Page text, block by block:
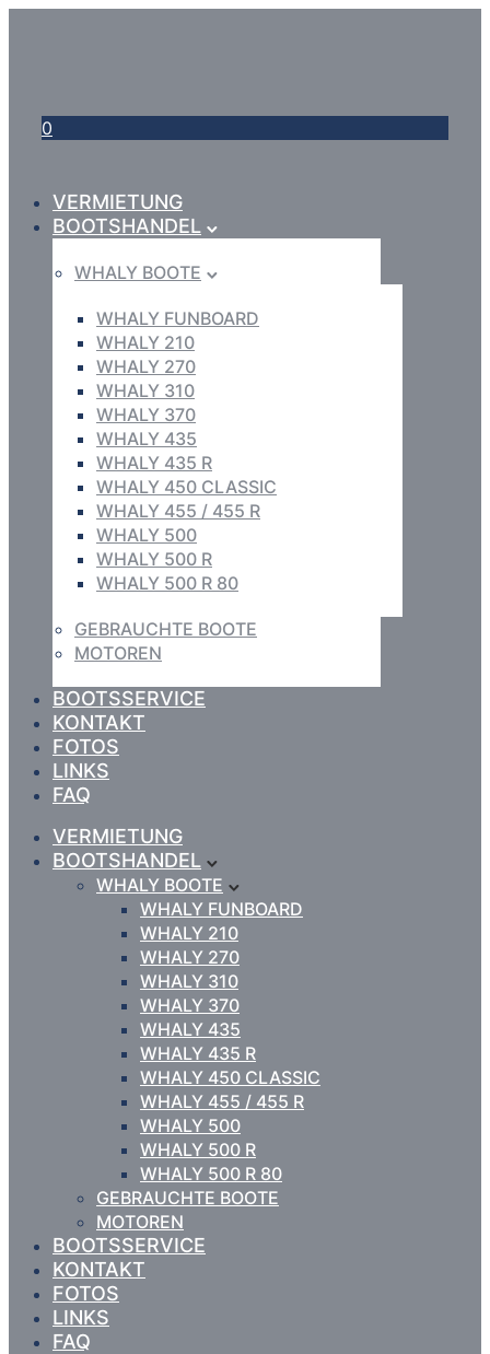
0
VERMIETUNG
BOOTSHANDEL
WHALY BOOTE
WHALY FUNBOARD
WHALY 210
WHALY 270
WHALY 310
WHALY 370
WHALY 435
WHALY 435 R
WHALY 450 CLASSIC
WHALY 455 / 455 R
WHALY 500
WHALY 500 R
WHALY 500 R 80
GEBRAUCHTE BOOTE
MOTOREN
BOOTSSERVICE
KONTAKT
FOTOS
LINKS
FAQ
VERMIETUNG
BOOTSHANDEL
WHALY BOOTE
WHALY FUNBOARD
WHALY 210
WHALY 270
WHALY 310
WHALY 370
WHALY 435
WHALY 435 R
WHALY 450 CLASSIC
WHALY 455 / 455 R
WHALY 500
WHALY 500 R
WHALY 500 R 80
GEBRAUCHTE BOOTE
MOTOREN
BOOTSSERVICE
KONTAKT
FOTOS
LINKS
FAQ